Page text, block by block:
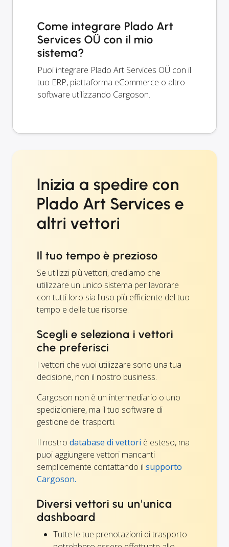
Come integrare Plado Art
Services OÜ con il mio
sistema?
Puoi integrare Plado Art Services OÜ con il
tuo ERP, piattaforma eCommerce o altro
software utilizzando Cargoson.
Inizia a spedire con
Plado Art Services e
altri vettori
Il tuo tempo è prezioso
Se utilizzi più vettori, crediamo che
utilizzare un unico sistema per lavorare
con tutti loro sia l'uso più efficiente del tuo
tempo e delle tue risorse.
Scegli e seleziona i vettori
che preferisci
I vettori che vuoi utilizzare sono una tua
decisione, non il nostro business.
Cargoson non è un intermediario o uno
spedizioniere, ma il tuo software di
gestione dei trasporti.
Il nostro database di vettori è esteso, ma
puoi aggiungere vettori mancanti
semplicemente contattando il supporto
Cargoson.
Diversi vettori su un'unica
dashboard
Tutte le tue prenotazioni di trasporto